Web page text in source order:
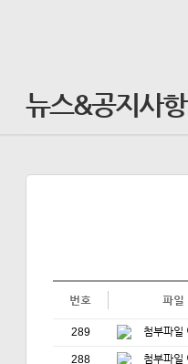
뉴스&공지사항
번호 파일
289
288